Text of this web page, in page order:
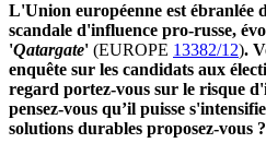
L'Union européenne est ébranlée
scandale d'influence pro-russe,
'Qatargate' (EUROPE 13382/12).
enquête sur les candidats aux
regard portez-vous sur le risque
pensez-vous qu’il puisse
solutions durables proposez-vous ?